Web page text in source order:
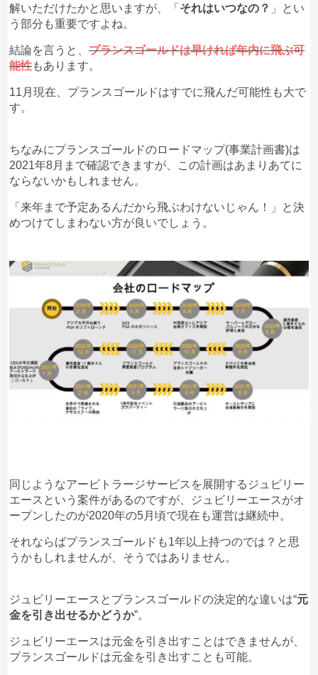
解いただけたかと思いますが、「 それはいつなの？ 」とい
う部分も重要ですよね。
結論を言うと、プランスゴールドは早ければ年内に飛ぶ可
能性もあります。
11月現在、プランスゴールドはすでに飛んだ可能性も大で
す。
ちなみにプランスゴールドのロードマップ(事業計画書)は
2021年8月まで確認できますが、この計画はあまりあてに
ならないかもしれません。
「来年まで予定あるんだから飛ぶわけないじゃん！」と決
めつけてしまわない方が良いでしょう。
同じようなアービトラージサービスを展開するジュビリー
エースという案件があるのですが、ジュビリーエースがオ
ープンしたのが2020年の5月頃で現在も運営は継続中。
それならばプランスゴールドも1年以上持つのでは？と思
うかもしれませんが、そうではありません。
ジュビリーエースとプランスゴールドの決定的な違いは“元
金を引き出せるかどうか”。
ジュビリーエースは元金を引き出すことはできませんが、
プランスゴールドは元金を引き出すことも可能。